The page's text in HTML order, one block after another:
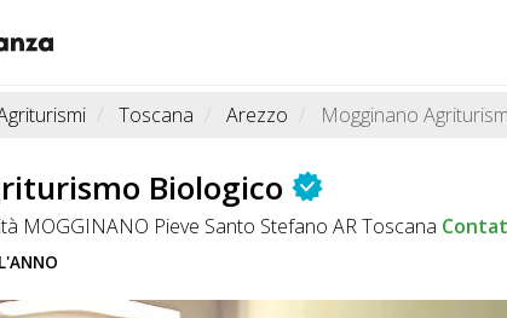
Toscana Arezzo Mogginano
Biologico
MOGGINANO Pieve Santo Stefano AR Toscana